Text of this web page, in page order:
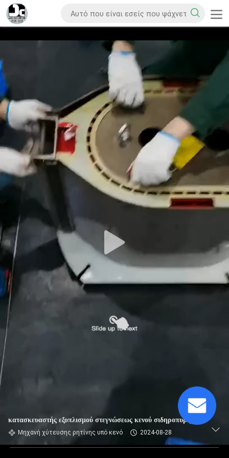
κατασκευαστής εξοπλισμού στεγνώσεως κενού σιδηροπυρήνα
Μηχανή χύτευσης ρητίνης υπό κενό 2024-08-28